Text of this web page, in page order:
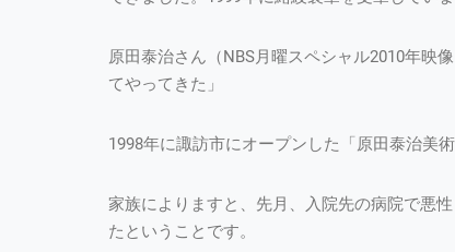
原田泰治さん（NBS月曜スペシャル2010年映
てやってきた」
1998年に諏訪市にオープンした「原田泰治美
家族によりますと、先月、入院先の病院で悪
たということです。